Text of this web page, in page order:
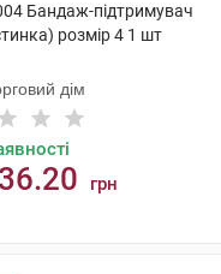
Бандаж-підтримувач
розмір 4 1 шт
дім
грн